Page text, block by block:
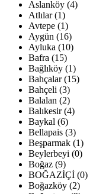
Aslanköy (4)
Atlılar (1)
Avtepe (1)
Aygün (16)
Ayluka (10)
Bafra (15)
Bağlıköy (1)
Bahçalar (15)
Bahçeli (3)
Balalan (2)
Balıkesir (4)
Baykal (6)
Bellapais (3)
Beşparmak (1)
Beylerbeyi (0)
Boğaz (9)
BOĞAZİÇİ (0)
Boğazköy (2)